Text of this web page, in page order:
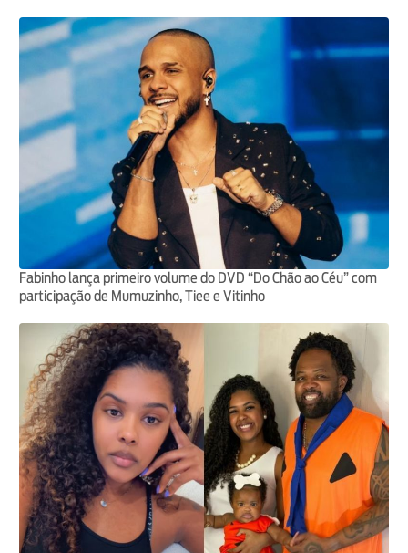
Fabinho lança primeiro volume do DVD “Do Chão ao Céu” com
participação de Mumuzinho, Tiee e Vitinho